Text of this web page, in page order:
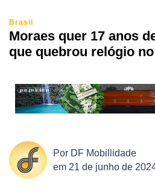
Brasil
Moraes quer 17 anos
que quebrou relógio
Por DF Mobillidade
em 21 de junho de